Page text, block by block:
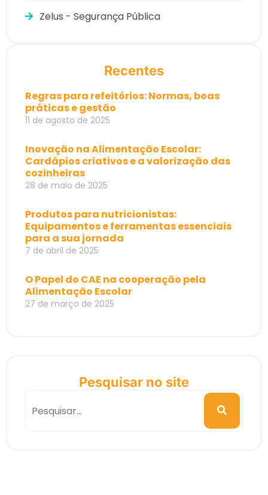
Zelus - Segurança Pública
Recentes
Regras para refeitórios: Normas, boas
práticas e gestão
11 de agosto de 2025
Inovação na Alimentação Escolar:
Cardápios criativos e a valorização das
cozinheiras
28 de maio de 2025
Produtos para nutricionistas:
Equipamentos e ferramentas essenciais
para a sua jornada
7 de abril de 2025
O Papel do CAE na cooperação pela
Alimentação Escolar
27 de março de 2025
Pesquisar no site